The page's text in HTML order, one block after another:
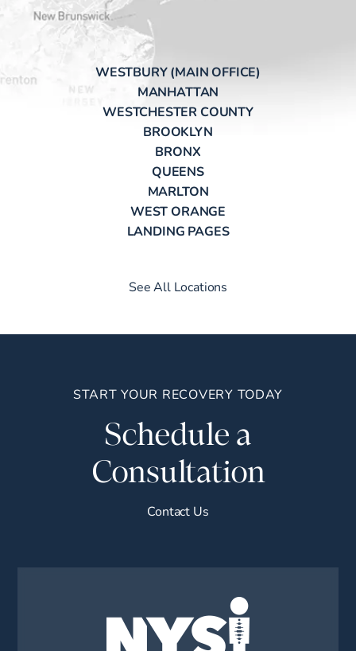
WESTBURY (MAIN OFFICE)
MANHATTAN
WESTCHESTER COUNTY
BROOKLYN
BRONX
QUEENS
MARLTON
WEST ORANGE
LANDING PAGES
See All Locations
START YOUR RECOVERY TODAY
Schedule a
Consultation
Contact Us